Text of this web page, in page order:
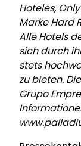
Hoteles,
Marke Hard
Alle Hotels
sich durch
stets
zu bieten.
Grupo